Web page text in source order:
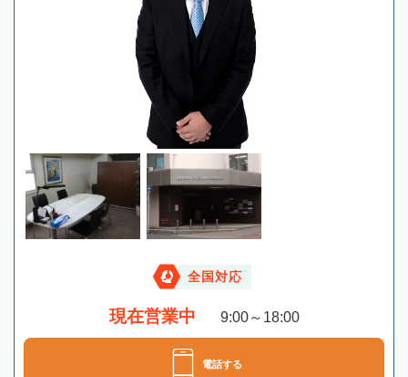
全国対応
現在営業中 9:00～18:00
電話する